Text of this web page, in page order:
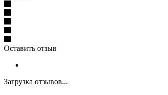
Оставить отзыв
Загрузка отзывов...